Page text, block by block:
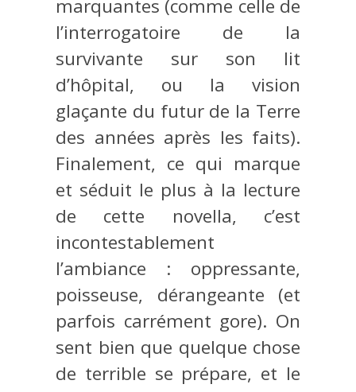
marquantes (comme celle de
l’interrogatoire de la
survivante sur son lit
d’hôpital, ou la vision
glaçante du futur de la Terre
des années après les faits).
Finalement, ce qui marque
et séduit le plus à la lecture
de cette novella, c’est
incontestablement
l’ambiance : oppressante,
poisseuse, dérangeante (et
parfois carrément gore). On
sent bien que quelque chose
de terrible se prépare, et le